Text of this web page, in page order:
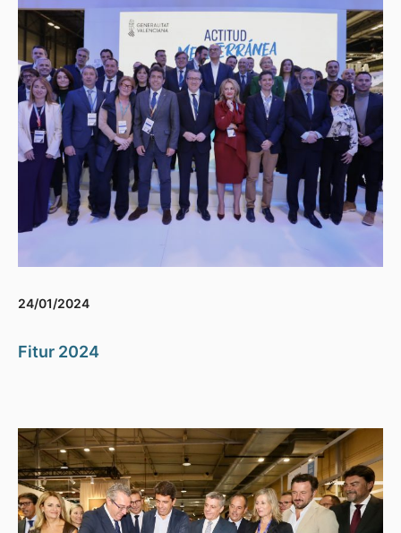
24/01/2024
Fitur 2024